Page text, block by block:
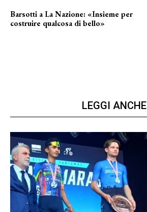
Barsotti a La Nazione: «Insieme per
costruire qualcosa di bello»
LEGGI ANCHE